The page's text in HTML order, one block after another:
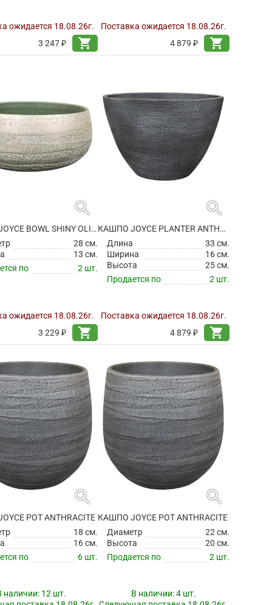
ожидается 18.08.26г.
3 247 ₽
shopping_cart
Поставка ожидается 18.08.26г.
4 879 ₽
shopping_cart
search
КАШПО JOYCE BOWL SHINY OLIVE
28 см.
13 см.
по
2 шт.
ожидается 18.08.26г.
3 229 ₽
shopping_cart
search
КАШПО JOYCE PLANTER ANTHRACITE
Длина
33 см.
Ширина
16 см.
Высота
25 см.
Продается по
2 шт.
Поставка ожидается 18.08.26г.
4 879 ₽
shopping_cart
search
POT ANTHRACITE
18 см.
16 см.
по
6 шт.
наличии: 12 шт.
search
КАШПО JOYCE POT ANTHRACITE
Диаметр
22 см.
Высота
20 см.
Продается по
2 шт.
В наличии:4 шт.